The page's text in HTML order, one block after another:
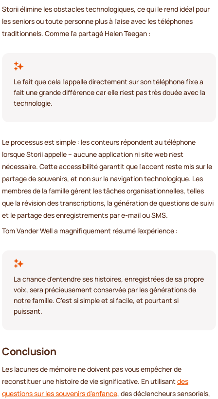
Storii élimine les obstacles technologiques, ce qui le rend idéal pour
les seniors ou toute personne plus à l'aise avec les téléphones
traditionnels. Comme l'a partagé Helen Teegan :
Le fait que cela l'appelle directement sur son téléphone fixe a
fait une grande différence car elle n'est pas très douée avec la
technologie.
Le processus est simple : les conteurs répondent au téléphone
lorsque Storii appelle – aucune application ni site web n'est
nécessaire. Cette accessibilité garantit que l'accent reste mis sur le
partage de souvenirs, et non sur la navigation technologique. Les
membres de la famille gèrent les tâches organisationnelles, telles
que la révision des transcriptions, la génération de questions de suivi
et le partage des enregistrements par e-mail ou SMS.
Tom Vander Well a magnifiquement résumé l'expérience :
La chance d'entendre ses histoires, enregistrées de sa propre
voix, sera précieusement conservée par les générations de
notre famille. C'est si simple et si facile, et pourtant si
puissant.
Conclusion
Les lacunes de mémoire ne doivent pas vous empêcher de
reconstituer une histoire de vie significative. En utilisantdes
questions sur les souvenirs d'enfance, des déclencheurs sensoriels,